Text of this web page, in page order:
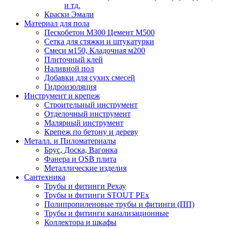
и тд.
Краски Эмали
Материал для пола
Пескобетон М300 Цемент М500
Сетка для стяжки и штукатурки
Смеси м150, Кладочная м200
Плиточный клей
Наливной пол
Добавки для сухих смесей
Гидроизоляция
Инструмент и крепеж
Строительный инструмент
Отделочный инструмент
Малярный инструмент
Крепеж по бетону и дереву
Металл. и Пиломатериалы
Брус, Доска, Вагонка
Фанера и OSB плита
Металлические изделия
Сантехника
Трубы и фитинги Рехау
Трубы и фитинги STOUT PEx
Полипропиленовые трубы и фитинги (ПП)
Трубы и фитинги канализационные
Коллектора и шкафы